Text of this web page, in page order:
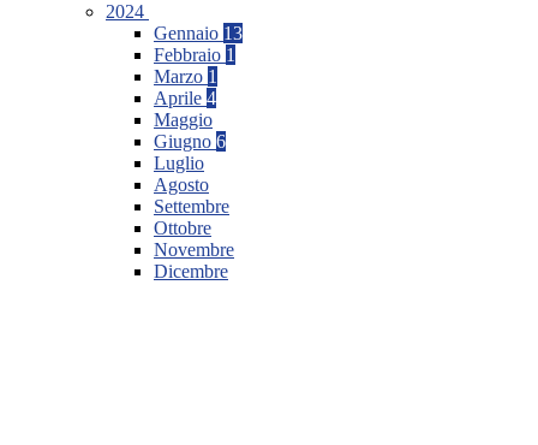
2024
Gennaio 13
Febbraio 1
Marzo 1
Aprile 4
Maggio
Giugno 6
Luglio
Agosto
Settembre
Ottobre
Novembre
Dicembre